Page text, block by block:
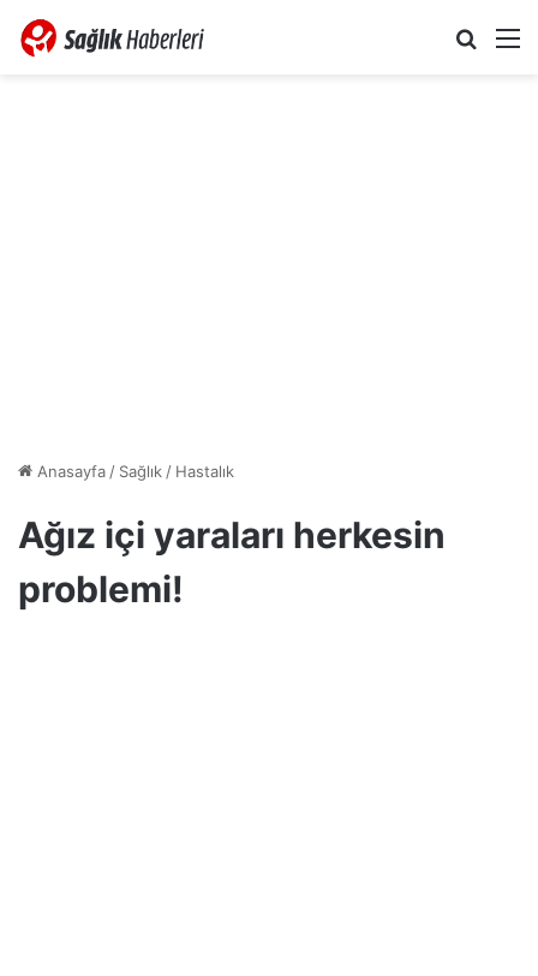
Anasayfa/ Sağlık/ Hastalık
Ağız içi yaraları herkesin
problemi!